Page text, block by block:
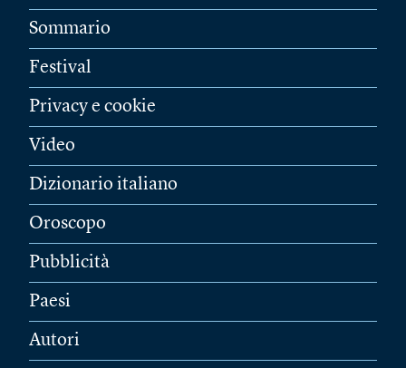
Sommario
Festival
Privacy e cookie
Video
Dizionario italiano
Oroscopo
Pubblicità
Paesi
Autori